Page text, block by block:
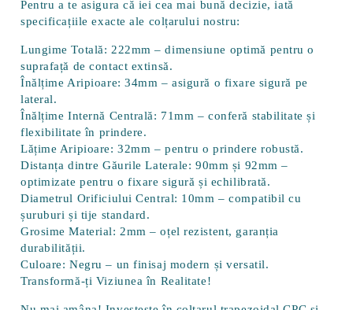
Pentru a te asigura că iei cea mai bună decizie, iată
specificațiile exacte ale colțarului nostru:
Lungime Totală: 222mm – dimensiune optimă pentru o
suprafață de contact extinsă.
Înălțime Aripioare: 34mm – asigură o fixare sigură pe
lateral.
Înălțime Internă Centrală: 71mm – conferă stabilitate și
flexibilitate în prindere.
Lățime Aripioare: 32mm – pentru o prindere robustă.
Distanța dintre Găurile Laterale: 90mm și 92mm –
optimizate pentru o fixare sigură și echilibrată.
Diametrul Orificiului Central: 10mm – compatibil cu
șuruburi și tije standard.
Grosime Material: 2mm – oțel rezistent, garanția
durabilității.
Culoare: Negru – un finisaj modern și versatil.
Transformă-ți Viziunea în Realitate!